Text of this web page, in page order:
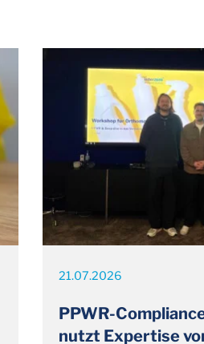
21.07.2026
PPWR-
nutzt Expertise